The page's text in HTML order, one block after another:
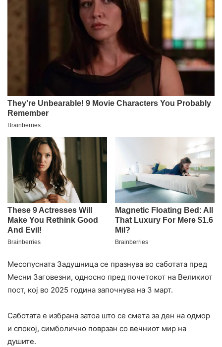
Месопусната Задушница се празнува во саботата пред
Месни Заговезни, односно пред почетокот на Великиот
пост, кој во 2025 година започнува на 3 март.
Саботата е избрана затоа што се смета за ден на одмор
и спокој, симболично поврзан со вечниот мир на
душите.